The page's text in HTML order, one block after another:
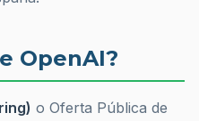
OpenAI?
o Oferta Pública de